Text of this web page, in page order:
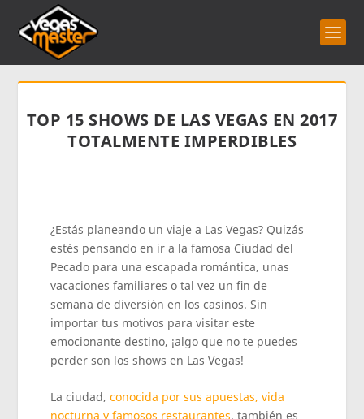
TOP 15 SHOWS DE LAS VEGAS EN 2017
TOTALMENTE IMPERDIBLES
¿Estás planeando un viaje a Las Vegas? Quizás
estés pensando en ir a la famosa Ciudad del
Pecado para una escapada romántica, unas
vacaciones familiares o tal vez un fin de
semana de diversión en los casinos. Sin
importar tus motivos para visitar este
emocionante destino, ¡algo que no te puedes
perder son los shows en Las Vegas!
La ciudad,conocida por sus apuestas, vida
nocturna y famosos restaurantes, también es